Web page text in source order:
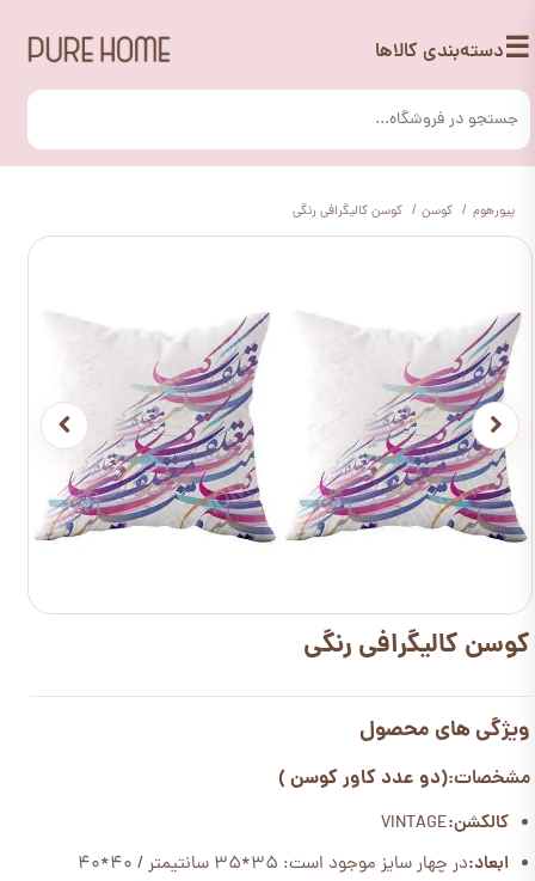
☰دسته‌بندی کالاها
پیورهوم کوسن کوسن کالیگرافی رنگی
کوسن کالیگرافی رنگی
ویژگی های محصول
مشخصات:(دو عدد کاور کوسن )
کالکشن:VINTAGE
ابعاد:
در چهار سایز موجود است: 35*35 سانتیمتر / 40*40